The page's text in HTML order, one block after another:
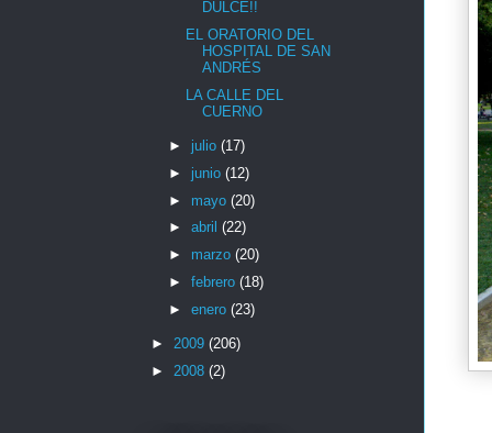
DULCE!!
EL ORATORIO DEL
HOSPITAL DE SAN
ANDRÉS
LA CALLE DEL
CUERNO
► julio (17)
► junio (12)
► mayo (20)
► abril (22)
► marzo (20)
► febrero (18)
► enero (23)
► 2009 (206)
► 2008 (2)